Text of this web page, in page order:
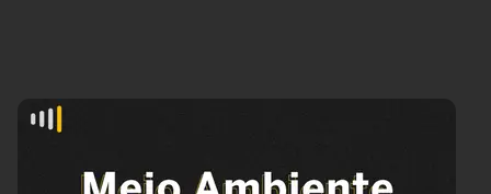
Agronegócios
Brasil Mineral
Economia
Política